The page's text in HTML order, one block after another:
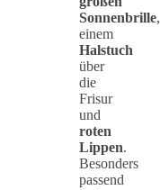
Sonnenbrille,
einem
Halstuch
über
die
Frisur
und
roten
Lippen.
Besonders
passend